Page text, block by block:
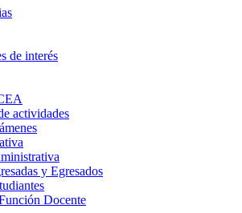
de interés
actividades
y Egresados
Docente